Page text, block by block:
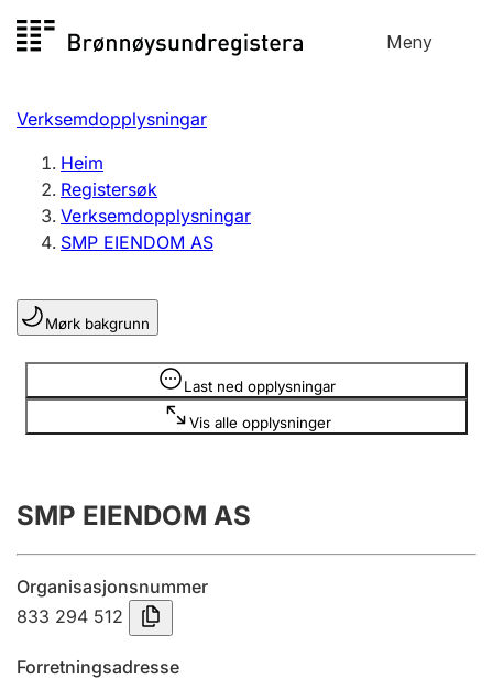
til
Meny
Registersøk
Aksjeselskap
Enkeltpersonføretak
Registrere, endre, slette
Lag og foreining
Registrere, endre, slette
Innsending og forseinkingsgebyr
Tinglysing
Verksemdopplysningar
Heim
Registersøk
Verksemdopplysningar
SMP EIENDOM AS
Mørk bakgrunn
Last ned opplysningar
Vis alle opplysninger
Opplysninger er skjult
SMP EIENDOM AS
Organisasjonsnummer
833 294 512
Forretningsadresse